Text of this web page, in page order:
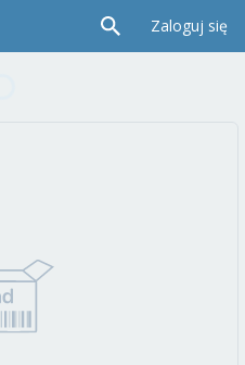
Zaloguj się